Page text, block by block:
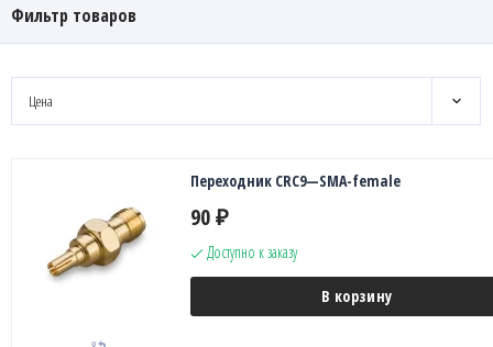
Фильтр товаров
Цена
Переходник CRC9—SMA-female
90 ₽
Доступно к заказу
В корзину